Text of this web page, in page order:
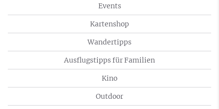
Events
Kartenshop
Wandertipps
Ausflugstipps für Familien
Kino
Outdoor